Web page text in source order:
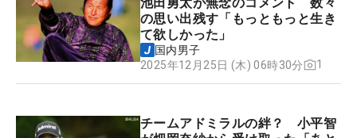
の思い出残す「もっともっと生き
て欲しかった」
国内男子
2025年12月25日 (木) 06時30分
1
チームアドミラルの絆？ 小平智